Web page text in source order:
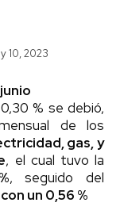
10, 2023
% se debió,
de los
gas, y
, el cual tuvo la
, seguido del
un 0,56 %